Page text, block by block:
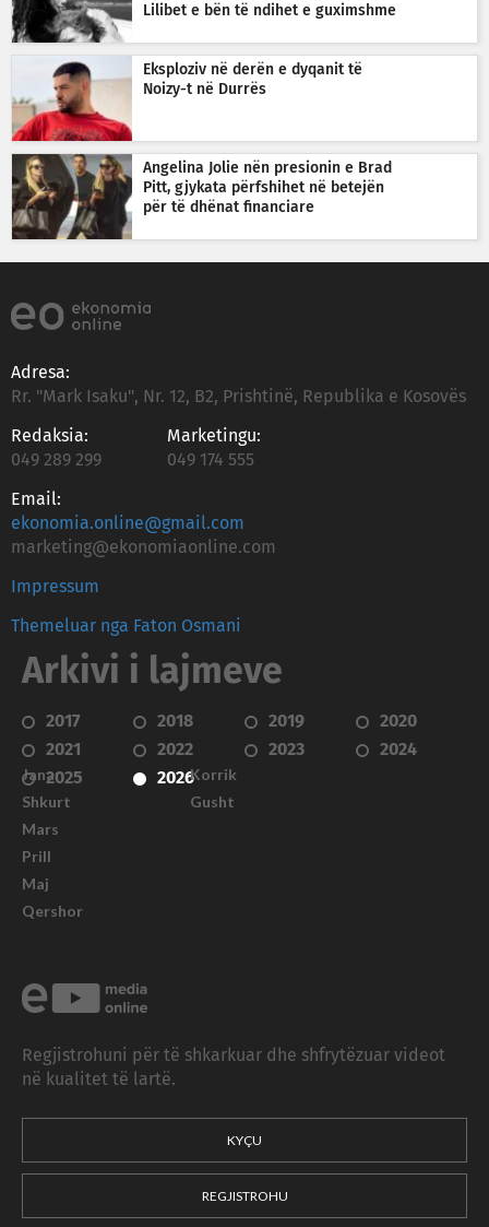
Lilibet e bën të ndihet e guximshme
Eksploziv në derën e dyqanit të
Noizy-t në Durrës
Angelina Jolie nën presionin e Brad
Pitt, gjykata përfshihet në betejën
për të dhënat financiare
Adresa:
Rr. "Mark Isaku", Nr. 12, B2, Prishtinë, Republika e Kosovës
Redaksia:
049 289 299
Marketingu:
049 174 555
Email:
ekonomia.online@gmail.com
marketing@ekonomiaonline.com
Impressum
Themeluar nga Faton Osmani
Arkivi i lajmeve
2017 2018 2019
2020
2021
2022 2023
2024
2025
2026
Janar
Shkurt
Mars
Prill
Maj
Qershor
Korrik
Gusht
Regjistrohuni për të shkarkuar dhe shfrytëzuar videot
në kualitet të lartë.
KYÇU
REGJISTROHU